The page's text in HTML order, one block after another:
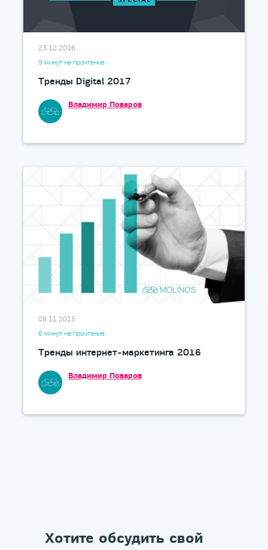
23.12.2016
9 минут на прочтение
Тренды Digital 2017
Владимир Поваров
09.11.2015
6 минут на прочтение
Тренды интернет-маркетинга 2016
Владимир Поваров
Хотите обсудить свой